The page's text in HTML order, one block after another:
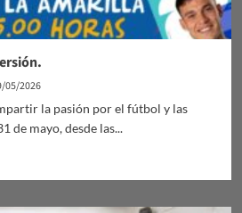
05/2026
la pasión por el fútbol y las
de mayo, desde las...